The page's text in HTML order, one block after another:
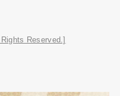
Reserved.]